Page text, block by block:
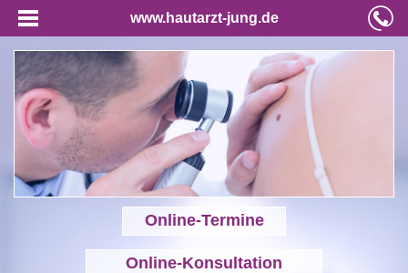
www.hautarzt-jung.de
Online-Termine
Online-Konsultation